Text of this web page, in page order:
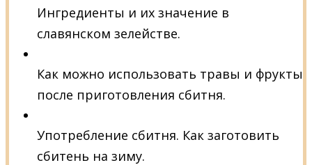
Ингредиенты и их значение в
славянском зелействе.
Как можно использовать травы и фрукты
после приготовления сбитня.
Употребление сбитня. Как заготовить
сбитень на зиму.